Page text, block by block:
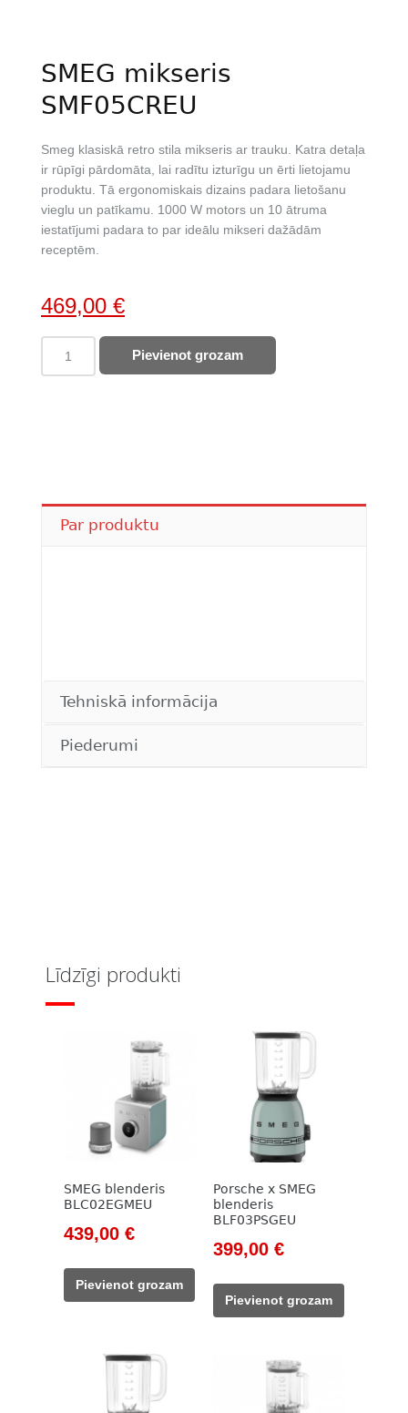
SMEG mikseris
SMF05CREU
Smeg klasiskā retro stila mikseris ar trauku. Katra detaļa
ir rūpīgi pārdomāta, lai radītu izturīgu un ērti lietojamu
produktu. Tā ergonomiskais dizains padara lietošanu
vieglu un patīkamu. 1000 W motors un 10 ātruma
iestatījumi padara to par ideālu mikseri dažādām
receptēm.
Original
price
was:
469,00 €Current
price
is:
mikseris
Pievienot grozam
Par produktu
Tehniskā informācija
Piederumi
Līdzīgi produkti
SMEG blenderis
BLC02EGMEU
Original
was:
499,00 €.
439,00 €Current
439,00 €.
Pievienot grozam
Porsche x SMEG
blenderis
BLF03PSGEU
Original
was:
499,00 €.
399,00 €Current
399,00 €.
Pievienot grozam